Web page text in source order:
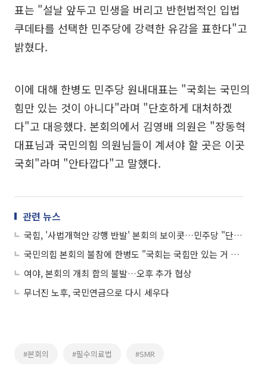
표는 "설날 앞두고 민생을 버리고 반헌법적인 입법
쿠데타를 선택한 민주당에 강력한 유감을 표한다"고
밝혔다.
이에 대해 한병도 민주당 원내대표는 "국회는 국민의
힘만 있는 것이 아니다"라며 "단호하게 대처하겠
다"고 대응했다. 본회의에서 김영배 의원은 "장동혁
대표님과 국민의힘 의원님들이 계셔야 할 곳은 이곳
국회"라며 "안타깝다"고 말했다.
관련 뉴스
국힘, '사법개혁안 강행 반발' 본회의 보이콧…민주당 "단호히 대처"
국민의힘 본회의 불참에 한병도 "국회는 국힘만 있는 거 아냐…단호히 대처”
여야, 본회의 개최 합의 불발…오후 추가 협상
무너진 노후, 국민연금으로 다시 세우다
#본회의 #필수의료법 #SMR